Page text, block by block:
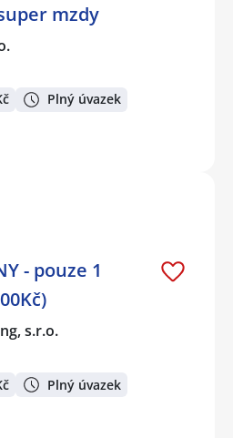
mzdy
Plný úvazek
- pouze 1
s.r.o.
Plný úvazek